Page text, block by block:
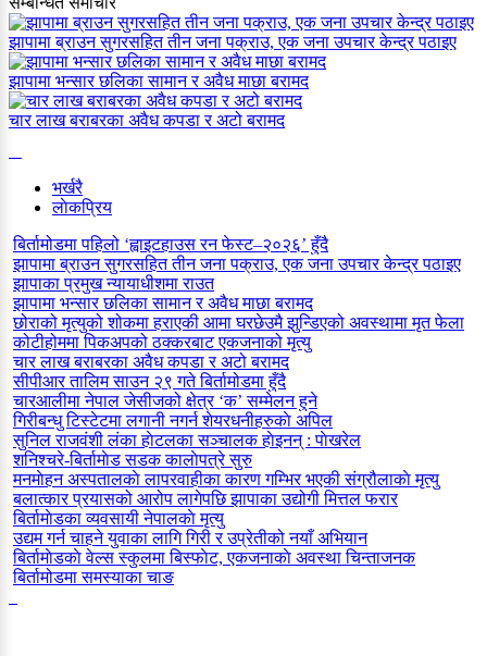
झापामा ब्राउन सुगरसहित तीन जना पक्राउ, एक जना उपचार केन्द्र पठाइए
झापामा भन्सार छलिका सामान र अवैध माछा बरामद
चार लाख बराबरका अवैध कपडा र अटो बरामद
भर्खरै
लाेकप्रिय
बिर्तामोडमा पहिलो ‘ह्वाइटहाउस रन फेस्ट–२०२६’ हुँदै
झापामा ब्राउन सुगरसहित तीन जना पक्राउ, एक जना उपचार केन्द्र पठाइए
झापाका प्रमुख न्यायाधीशमा राउत
झापामा भन्सार छलिका सामान र अवैध माछा बरामद
छोराको मृत्युको शोकमा हराएकी आमा घरछेउमै झुन्डिएको अवस्थामा मृत फेला
कोटीहोममा पिकअपको ठक्करबाट एकजनाको मृत्यु
चार लाख बराबरका अवैध कपडा र अटो बरामद
सीपीआर तालिम साउन २९ गते बिर्तामोडमा हुँदै
चारआलीमा नेपाल जेसीजको क्षेत्र ‘क’ सम्मेलन हुने
गिरीबन्धु टिस्टेटमा लगानी नगर्न शेयरधनीहरुकाे अपिल
सुनिल राजवंशी लंका हाेटलका सञ्चालक हाेइनन् : पाेखरेल
शनिश्चरे-बिर्तामाेड सडक कालाेपत्रे सुरु
मनमाेहन अस्पतालकाे लापरवाहीका कारण गम्भिर भएकी संग्रौलाकाे मृत्यु
बलात्कार प्रयासको आरोप लागेपछि झापाका उद्योगी मित्तल फरार
बिर्तामाेडका व्यवसायी नेपालकाे मृत्यु
उद्यम गर्न चाहने युवाका लागि गिरी र उप्रेतीको नयाँ अभियान
बिर्तामाेडकाे वेल्स स्कुलमा बिस्फाेट, एकजनाकाे अवस्था चिन्ताजनक
बिर्तामोडमा समस्याका चाङ